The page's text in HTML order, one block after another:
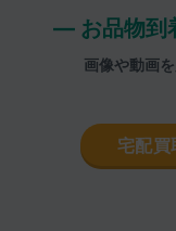
― お品物到
画像や動画
宅配買